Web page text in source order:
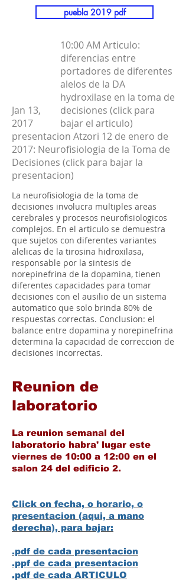
puebla 2019 pdf
Jan 13,
2017
10:00 AM Articulo:
diferencias entre
portadores de diferentes
alelos de la DA
hydroxilase en la toma de
decisiones (click para
bajar el articulo)
presentacion Atzori 12 de enero de
2017: Neurofisiologia de la Toma de
Decisiones (click para bajar la
presentacion)
La neurofisiologia de la toma de
decisiones involucra multiples areas
cerebrales y procesos neurofisiologicos
complejos. En el articulo se demuestra
que sujetos con diferentes variantes
alelicas de la tirosina hidroxilasa,
responsable por la sintesis de
norepinefrina de la dopamina, tienen
diferentes capacidades para tomar
decisiones con el ausilio de un sistema
automatico que solo brinda 80% de
respuestas correctas. Conclusion: el
balance entre dopamina y norepinefrina
determina la capacidad de correccion de
decisiones incorrectas.
Reunion de
laboratorio
La reunion semanal del
laboratorio habra' lugar este
viernes de 10:00 a 12:00 en el
salon 24 del edificio 2.
Click on fecha, o horario, o
presentacion (aqui, a mano
derecha), para bajar:
.pdf de cada presentacion
.ppf de cada presentacion
.pdf de cada ARTICULO